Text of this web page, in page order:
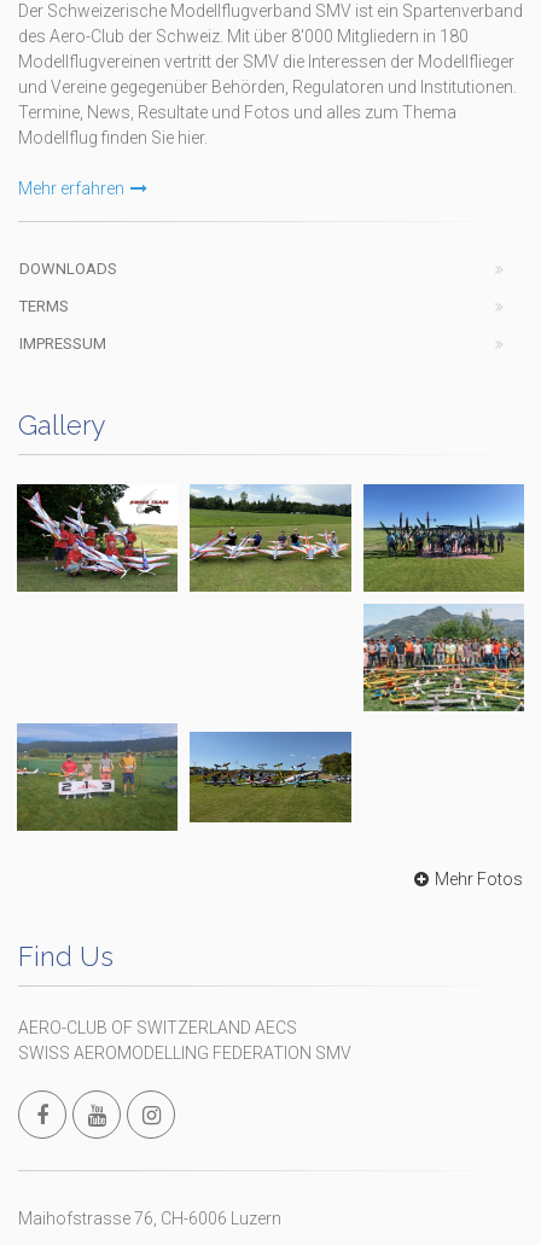
Der Schweizerische Modellflugverband SMV ist ein Spartenverband
des Aero-Club der Schweiz. Mit über 8'000 Mitgliedern in 180
Modellflugvereinen vertritt der SMV die Interessen der Modellflieger
und Vereine gegegenüber Behörden, Regulatoren und Institutionen.
Termine, News, Resultate und Fotos und alles zum Thema
Modellflug finden Sie hier.
Mehr erfahren
DOWNLOADS
TERMS
IMPRESSUM
Gallery
Mehr Fotos
Find Us
AERO-CLUB OF SWITZERLAND AECS
SWISS AEROMODELLING FEDERATION SMV
Maihofstrasse 76, CH-6006 Luzern